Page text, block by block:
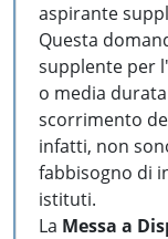
aspirante
Questa
supplente per
o media
scorrimento
infatti, non
fabbisogno di
istituti.
La Messa a